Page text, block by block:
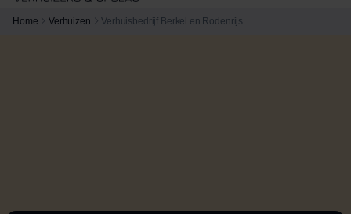
Home Verhuizen Verhuisbedrijf Berkel en Rodenrijs